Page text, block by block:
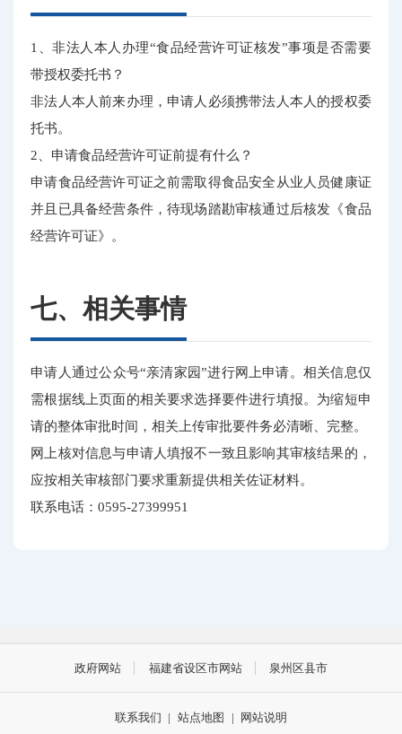
1、非法人本人办理“食品经营许可证核发”事项是否需要
带授权委托书？
非法人本人前来办理，申请人必须携带法人本人的授权委
托书。
2、申请食品经营许可证前提有什么？
申请食品经营许可证之前需取得食品安全从业人员健康证
并且已具备经营条件，待现场踏勘审核通过后核发《食品
经营许可证》。
七、相关事情
申请人通过公众号“亲清家园”进行网上申请。相关信息仅
需根据线上页面的相关要求选择要件进行填报。为缩短申
请的整体审批时间，相关上传审批要件务必清晰、完整。
网上核对信息与申请人填报不一致且影响其审核结果的，
应按相关审核部门要求重新提供相关佐证材料。
联系电话：0595-27399951
政府网站 福建省设区市网站 泉州区县市
联系我们 | 站点地图 |
网站说明